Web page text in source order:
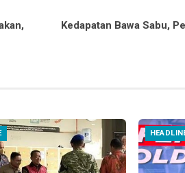
Kedapatan Bawa Sabu,